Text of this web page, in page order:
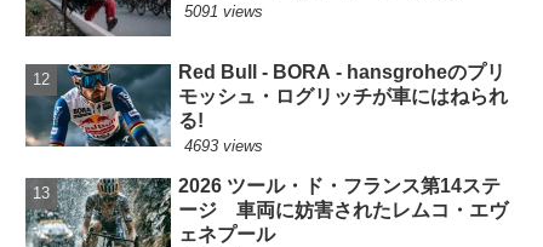
5091 views
Red Bull - BORA - hansgroheのプリ
モッシュ・ログリッチが車にはねられ
る!
4693 views
2026 ツール・ド・フランス第14ステ
ージ 車両に妨害されたレムコ・エヴ
ェネプール